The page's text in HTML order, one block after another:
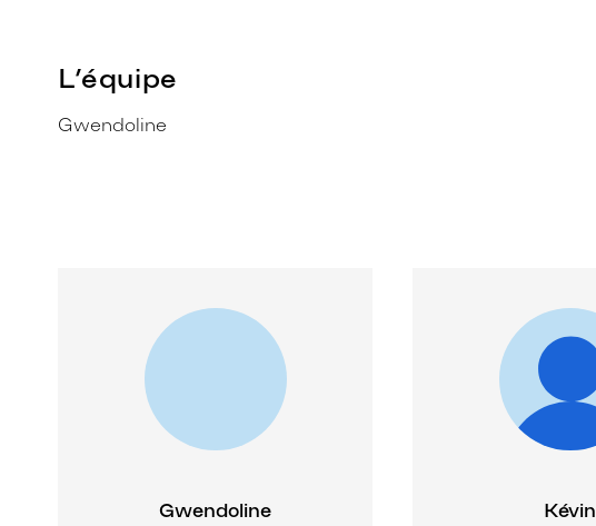
L’équipe
Gwendoline
Gwendoline
Kévin